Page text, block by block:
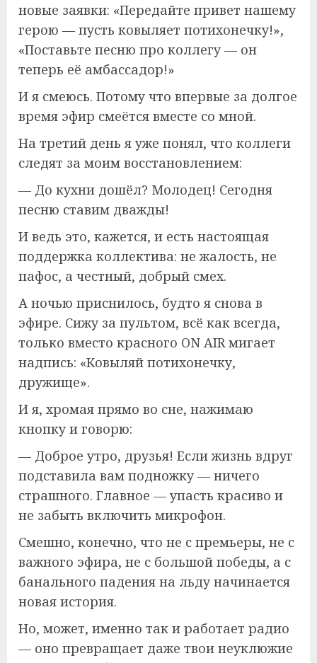
новые заявки: «Передайте привет нашему
герою — пусть ковыляет потихонечку!»,
«Поставьте песню про коллегу — он
теперь её амбассадор!»
И я смеюсь. Потому что впервые за долгое
время эфир смеётся вместе со мной.
На третий день я уже понял, что коллеги
следят за моим восстановлением:
— До кухни дошёл? Молодец! Сегодня
песню ставим дважды!
И ведь это, кажется, и есть настоящая
поддержка коллектива: не жалость, не
пафос, а честный, добрый смех.
А ночью приснилось, будто я снова в
эфире. Сижу за пультом, всё как всегда,
только вместо красного ON AIR мигает
надпись: «Ковыляй потихонечку,
дружище».
И я, хромая прямо во сне, нажимаю
кнопку и говорю:
— Доброе утро, друзья! Если жизнь вдруг
подставила вам подножку — ничего
страшного. Главное — упасть красиво и
не забыть включить микрофон.
Смешно, конечно, что не с премьеры, не с
важного эфира, не с большой победы, а с
банального падения на льду начинается
новая история.
Но, может, именно так и работает радио
— оно превращает даже твои неуклюжие